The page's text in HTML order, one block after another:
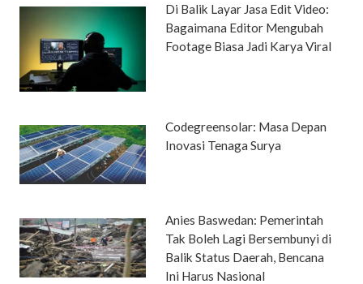
Di Balik Layar Jasa Edit Video:
Bagaimana Editor Mengubah
Footage Biasa Jadi Karya Viral
Codegreensolar: Masa Depan
Inovasi Tenaga Surya
Anies Baswedan: Pemerintah
Tak Boleh Lagi Bersembunyi di
Balik Status Daerah, Bencana
Ini Harus Nasional